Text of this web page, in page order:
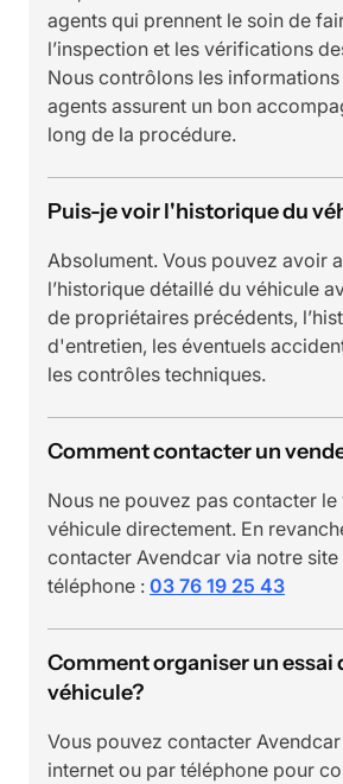
agents qui prennent le soin de
l’inspection et les vérifications
Nous contrôlons les
agents assurent un bon
long de la procédure.
Puis-je voir l'historique du
Absolument. Vous pouvez avoir
l’historique détaillé du véhicule
de propriétaires précédents,
d'entretien, les éventuels
les contrôles techniques.
Comment contacter un
Nous ne pouvez pas contacter
véhicule directement. En
contacter Avendcar via notre
téléphone : 03 76 19 25 43
Comment organiser un essai
véhicule?
Vous pouvez contacter
internet ou par téléphone pour